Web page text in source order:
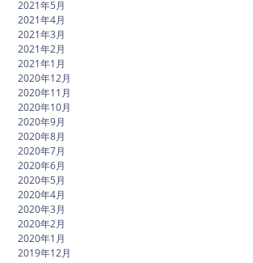
2021年5月
2021年4月
2021年3月
2021年2月
2021年1月
2020年12月
2020年11月
2020年10月
2020年9月
2020年8月
2020年7月
2020年6月
2020年5月
2020年4月
2020年3月
2020年2月
2020年1月
2019年12月